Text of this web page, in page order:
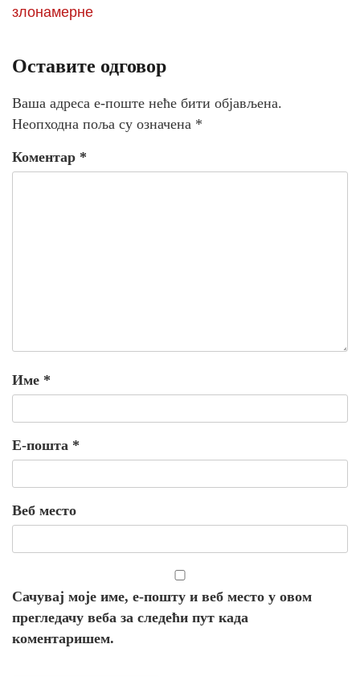
злонамерне
Оставите одговор
Ваша адреса е-поште неће бити објављена.
Неопходна поља су означена *
Коментар *
Име *
Е-пошта *
Веб место
Сачувај моје име, е-пошту и веб место у овом
прегледачу веба за следећи пут када
коментаришем.